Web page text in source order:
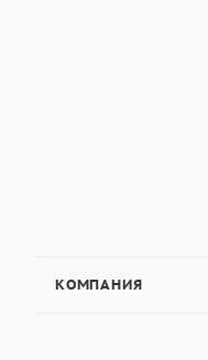
КОМПАНИЯ